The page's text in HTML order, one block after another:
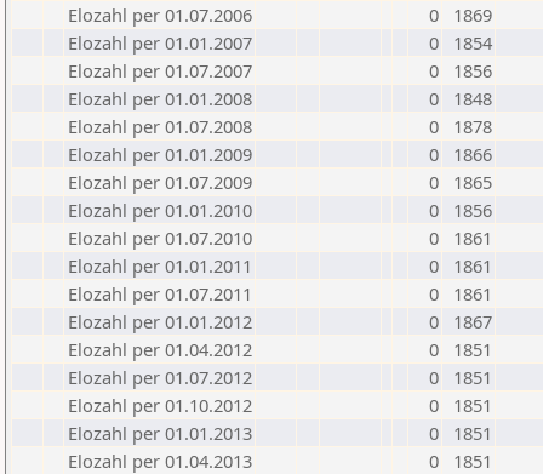
Elozahl per 01.07.2006
0
1869
Elozahl per 01.01.2007
0
1854
Elozahl per 01.07.2007
0
1856
Elozahl per 01.01.2008
0
1848
Elozahl per 01.07.2008
0
1878
Elozahl per 01.01.2009
0
1866
Elozahl per 01.07.2009
0
1865
Elozahl per 01.01.2010
0
1856
Elozahl per 01.07.2010
0
1861
Elozahl per 01.01.2011
0
1861
Elozahl per 01.07.2011
0
1861
Elozahl per 01.01.2012
0
1867
Elozahl per 01.04.2012
0
1851
Elozahl per 01.07.2012
0
1851
Elozahl per 01.10.2012
0
1851
Elozahl per 01.01.2013
0
1851
Elozahl per 01.04.2013
0
1851